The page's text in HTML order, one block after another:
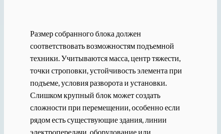
Размер собранного блока должен
соответствовать возможностям подъемной
техники. Учитываются масса, центр тяжести,
точки строповки, устойчивость элемента при
подъеме, условия разворота и установки.
Слишком крупный блок может создать
сложности при перемещении, особенно если
рядом есть существующие здания, линии
электропередачи, оборудование или